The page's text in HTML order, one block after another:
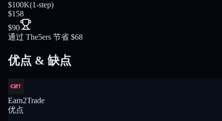
$100K(1-step)
$158
$90
通过 The5ers 节省 $68
优点 & 缺点
Earn2Trade
优点